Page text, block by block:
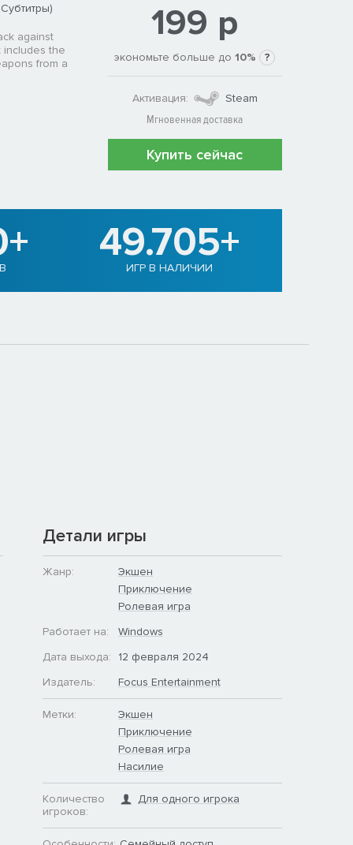
against
includes the
from a
199 р
экономьте больше до10% ?
Активация:
Steam
Мгновенная доставка
Купить сейчас
49.705+
ИГР В НАЛИЧИИ
Детали игры
Жанр:
Экшен
Приключение
Ролевая игра
Работает на:
Windows
Дата выхода:
12 февраля 2024
Издатель:
Focus Entertainment
Метки:
Экшен
Приключение
Ролевая игра
Насилие
Количество
игроков:
Для одного игрока